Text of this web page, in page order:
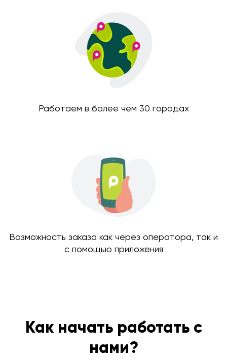
Работаем в более чем 30 городах
Возможность заказа как через оператора, так и
с помощью приложения
Как начать работать с
нами?